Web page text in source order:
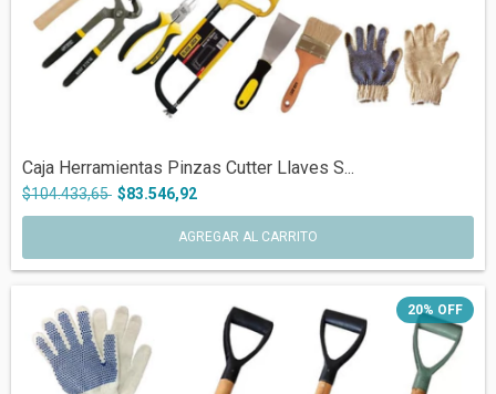
Caja Herramientas Pinzas Cutter Llaves S...
$104.433,65 $83.546,92
20% OFF